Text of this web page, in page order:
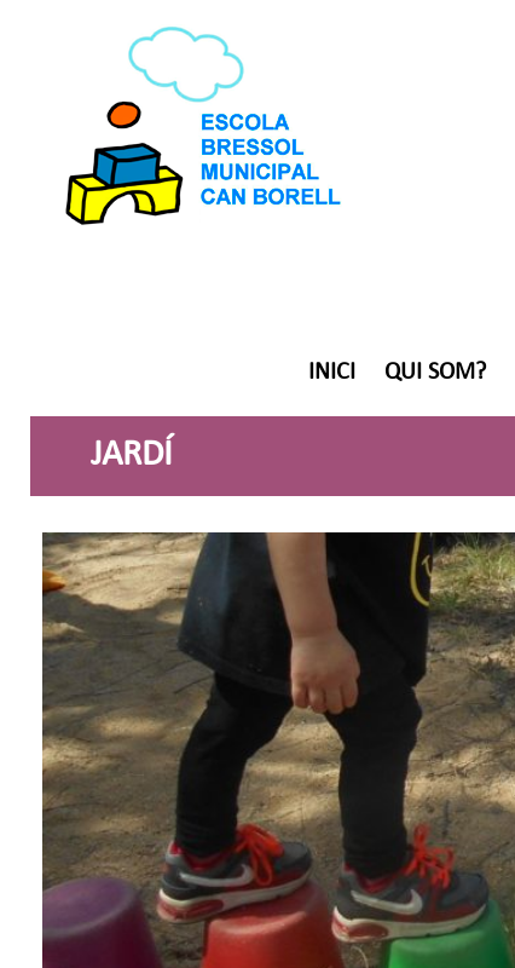
INICI QUI SOM?
JARDÍ